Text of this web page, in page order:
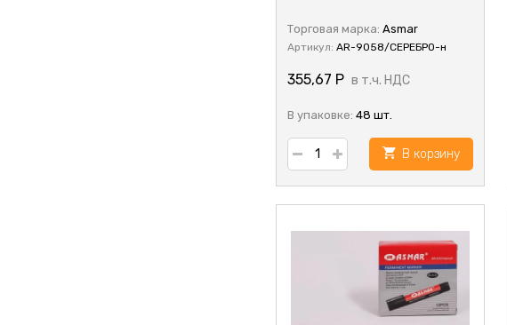
Торговая марка: Asmar
Артикул: AR-9058/СЕРЕБРО-н
355,67 Р в т.ч. НДС
В упаковке: 48 шт.
В корзину